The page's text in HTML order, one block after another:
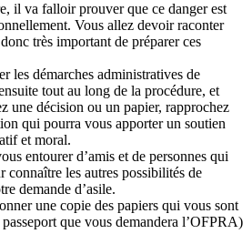
il va falloir prouver que ce danger est
Vous allez devoir raconter
très important de préparer ces
les démarches administratives de
tout au long de la procédure, et
une décision ou un papier, rapprochez
qui pourra vous apporter un soutien
et moral.
entourer d’amis et de personnes qui
connaître les autres possibilités de
demande d’asile.
une copie des papiers qui vous sont
que vous demandera l’OFPRA)